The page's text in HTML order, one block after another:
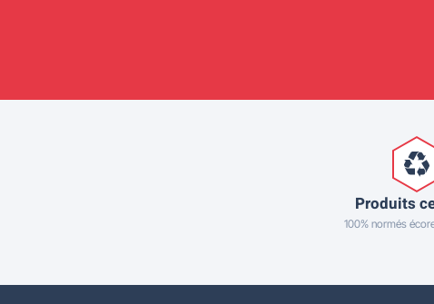
Produits
100% normés